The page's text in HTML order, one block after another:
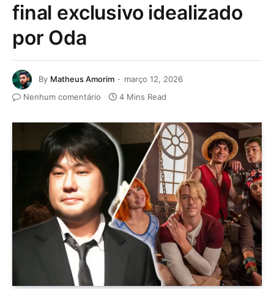
final exclusivo idealizado
por Oda
By Matheus Amorim
março 12, 2026
Nenhum comentário
4 Mins Read